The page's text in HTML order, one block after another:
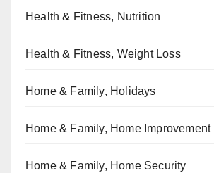
Health & Fitness, Nutrition
Health & Fitness, Weight Loss
Home & Family, Holidays
Home & Family, Home Improvement
Home & Family, Home Security